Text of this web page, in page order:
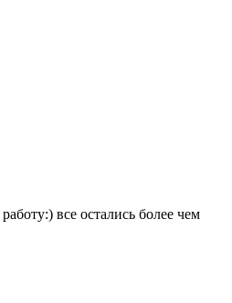
все остались более чем